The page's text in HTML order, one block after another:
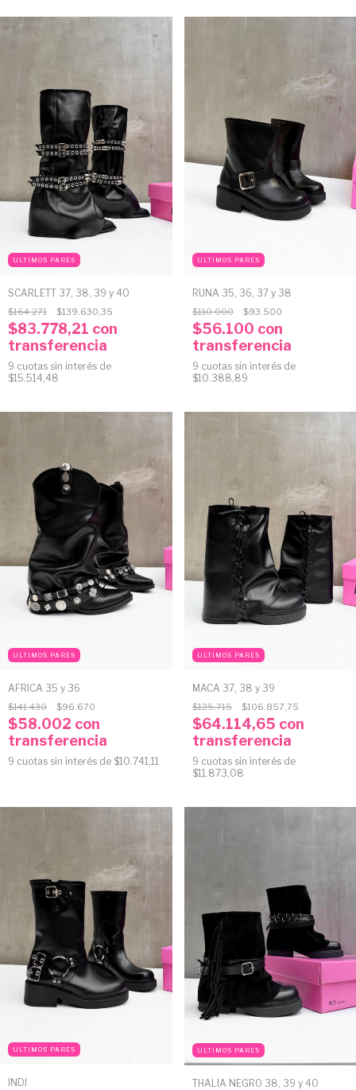
ULTIMOS PARES
SCARLETT 37, 38, 39 y 40
$164.271 $139.630,35
$83.778,21 con
transferencia
9 cuotas sin interés de
$15.514,48
ULTIMOS PARES
RUNA 35, 36, 37 y 38
$110.000 $93.500
$56.100 con
transferencia
9 cuotas sin interés de
$10.388,89
ULTIMOS PARES
AFRICA 35 y 36
$141.430 $96.670
$58.002 con
transferencia
9 cuotas sin interés de $10.741,11
ULTIMOS PARES
MACA 37, 38 y 39
$125.715 $106.857,75
$64.114,65 con
transferencia
9 cuotas sin interés de
$11.873,08
ULTIMOS PARES
INDI
ULTIMOS PARES
THALIA NEGRO 38, 39 y 40